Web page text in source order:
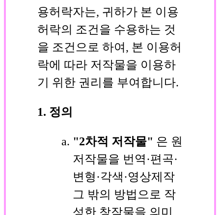
용허락자는, 귀하가 본 이용
허락의 조건을 수용하는 것
을 조건으로 하여, 본 이용허
락에 따라 저작물을 이용하
기 위한 권리를 부여합니다.
1. 정의
"2차적 저작물" 은 원
저작물을 번역·편곡·
변형·각색·영상제작
그 밖의 방법으로 작
성한 창작물을 의미